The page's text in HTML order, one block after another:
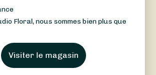
Floral, nous sommes bien plus que
Visiter le magasin